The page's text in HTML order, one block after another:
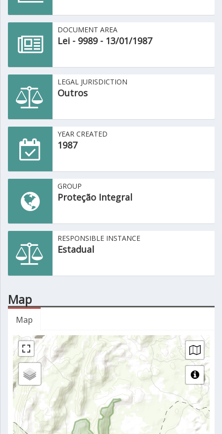
DOCUMENT AREA
Lei - 9989 - 13/01/1987
LEGAL JURISDICTION
Outros
YEAR CREATED
1987
GROUP
Proteção Integral
RESPONSIBLE INSTANCE
Estadual
Map
Map